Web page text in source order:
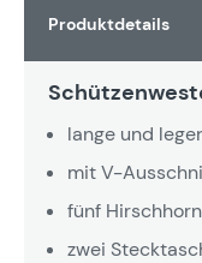
Produktdetails
lange und
mit V-
fünf
zwei